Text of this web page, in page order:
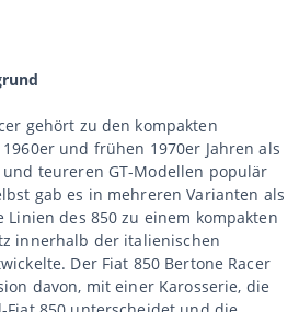
gehört zu den kompakten
und frühen 1970er Jahren als
teureren GT-Modellen populär
gab es in mehreren Varianten als
Linien des 850 zu einem kompakten
innerhalb der italienischen
Der Fiat 850 Bertone Racer
davon, mit einer Karosserie, die